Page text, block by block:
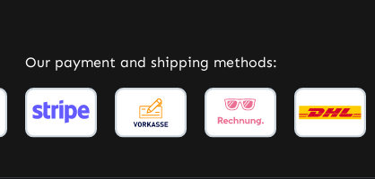
Our payment and shipping methods: